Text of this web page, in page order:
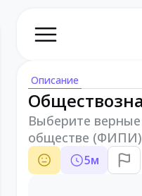
Описание
Выберите
обществе (ФИПИ)
5м